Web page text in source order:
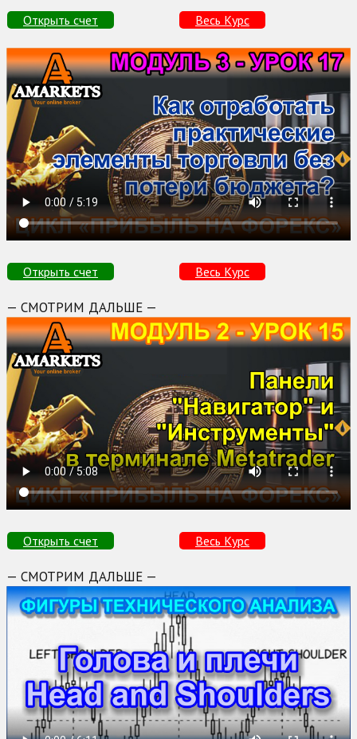
Открыть счет Весь Курс
Открыть счет Весь Курс
— СМОТРИМ ДАЛЬШЕ —
Открыть счет Весь Курс
— СМОТРИМ ДАЛЬШЕ —